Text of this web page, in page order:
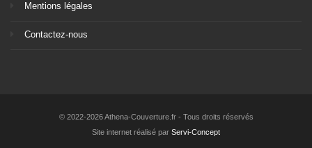
Mentions légales
Contactez-nous
© 2022-2026 Athena-Couverture.fr - Tous droits réservés
Site internet réalisé par Servi-Concept